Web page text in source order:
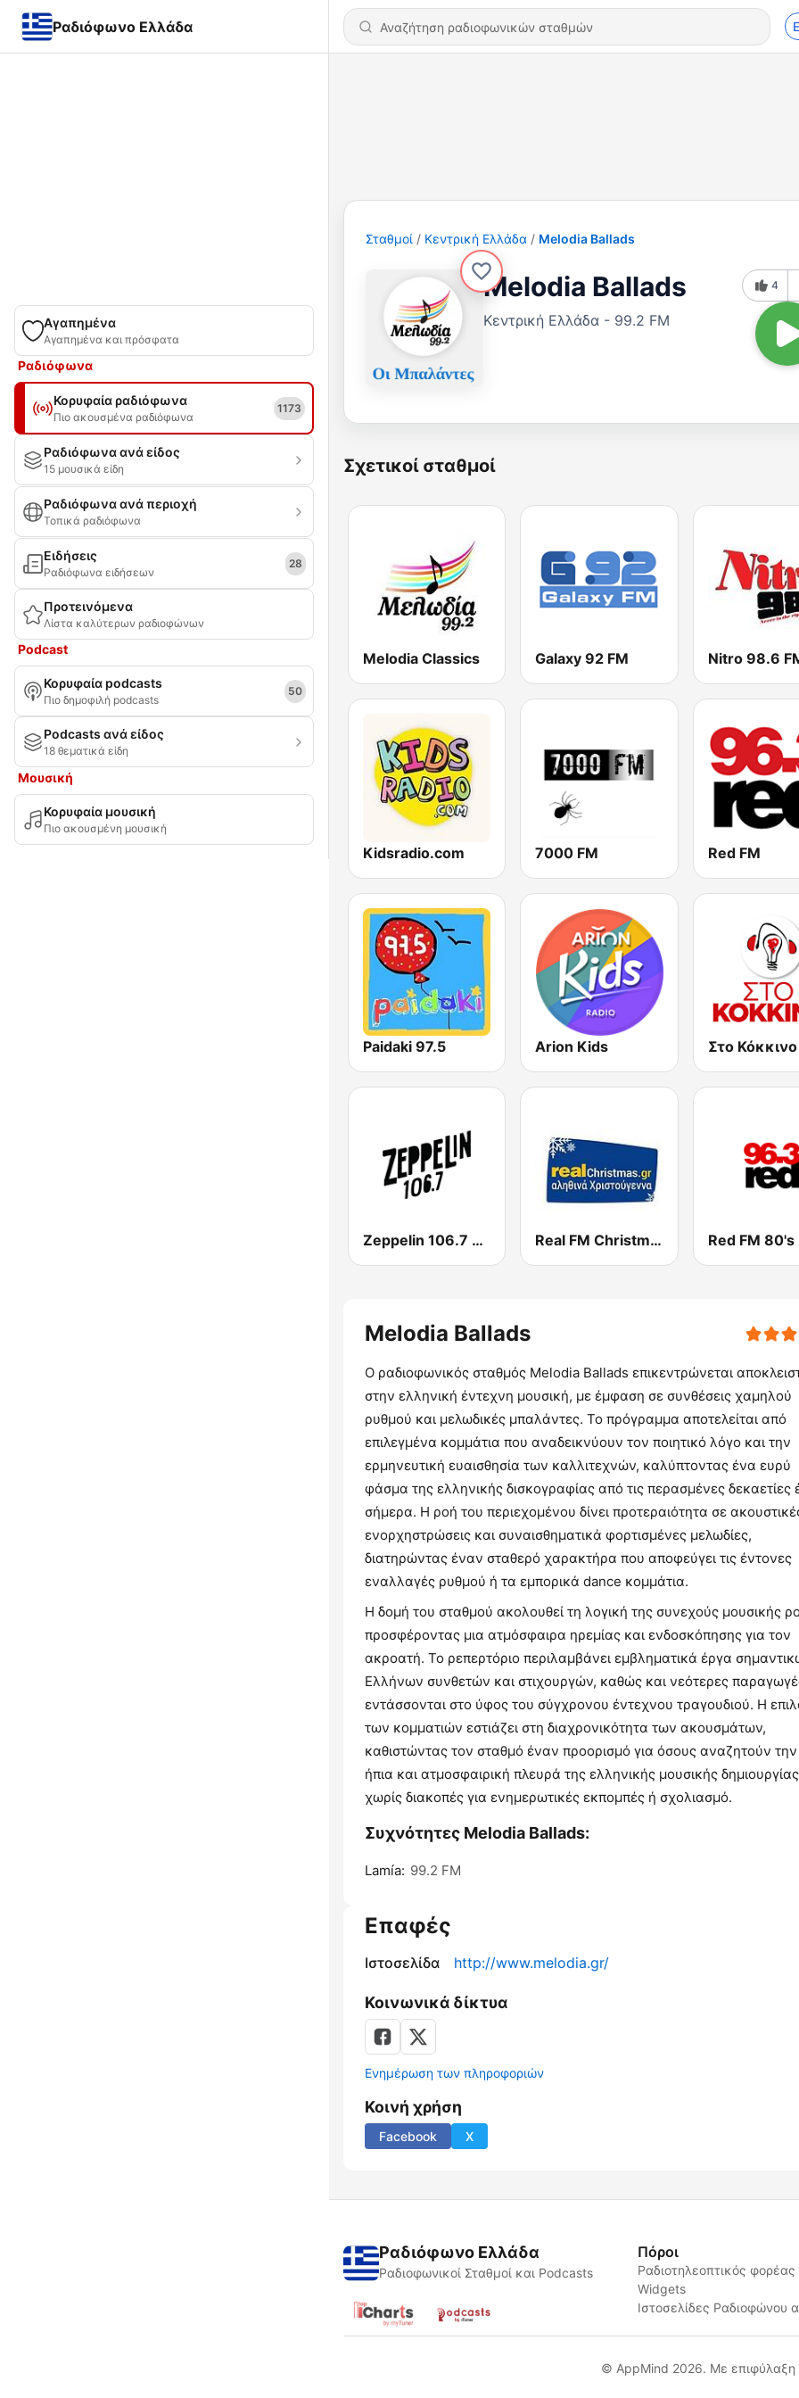
Ραδιόφωνο Ελλάδα
Αγαπημένα
Αγαπημένα και πρόσφατα
Ραδιόφωνα
Κορυφαία ραδιόφωνα
Πιο ακουσμένα ραδιόφωνα
1173
Ραδιόφωνα ανά είδος
15 μουσικά είδη
Ραδιόφωνα ανά περιοχή
Τοπικά ραδιόφωνα
Ειδήσεις
Ραδιόφωνα ειδήσεων
28
Προτεινόμενα
Λίστα καλύτερων ραδιοφώνων
Podcast
Κορυφαία podcasts
Πιο δημοφιλή podcasts
50
Podcasts ανά είδος
18 θεματικά είδη
Μουσική
Κορυφαία μουσική
Πιο ακουσμένη μουσική
Σταθμοί Κεντρική Ελλάδα Melodia Ballads
Melodia Ballads
Κεντρική Ελλάδα - 99.2 FM
4
Σχετικοί σταθμοί
Melodia Classics Galaxy 92 FM Nitro 98.6
Kidsradio.com 7000 FM Red FM
Paidaki 97.5 Arion Kids
Zeppelin 106.7 FM Real FM Christmas Red FM 80's
Melodia Ballads
Ο ραδιοφωνικός σταθμός Melodia Ballads επικεντρώνεται
στην ελληνική έντεχνη μουσική, με έμφαση σε συνθέσεις χαμηλού
ρυθμού και μελωδικές μπαλάντες. Το πρόγραμμα αποτελείται από
επιλεγμένα κομμάτια που αναδεικνύουν τον ποιητικό λόγο και την
ερμηνευτική ευαισθησία των καλλιτεχνών, καλύπτοντας ένα ευρύ
φάσμα της ελληνικής δισκογραφίας από τις περασμένες δεκαετίες
σήμερα. Η ροή του περιεχομένου δίνει προτεραιότητα σε
ενορχηστρώσεις και συναισθηματικά φορτισμένες μελωδίες,
διατηρώντας έναν σταθερό χαρακτήρα που αποφεύγει τις έντονες
εναλλαγές ρυθμού ή τα εμπορικά dance κομμάτια.
Η δομή του σταθμού ακολουθεί τη λογική της συνεχούς μουσικής
προσφέροντας μια ατμόσφαιρα ηρεμίας και ενδοσκόπησης για τον
ακροατή. Το ρεπερτόριο περιλαμβάνει εμβληματικά έργα
Ελλήνων συνθετών και στιχουργών, καθώς και νεότερες
εντάσσονται στο ύφος του σύγχρονου έντεχνου τραγουδιού. Η
των κομματιών εστιάζει στη διαχρονικότητα των ακουσμάτων,
καθιστώντας τον σταθμό έναν προορισμό για όσους αναζητούν την
ήπια και ατμοσφαιρική πλευρά της ελληνικής μουσικής
χωρίς διακοπές για ενημερωτικές εκπομπές ή σχολιασμό.
Συχνότητες Melodia Ballads:
Lamía: 99.2 FM
Επαφές
Ιστοσελίδα http://www.melodia.gr/
Κοινωνικά δίκτυα
Ενημέρωση των πληροφοριών
Κοινή χρήση
Facebook X
Ραδιόφωνο Ελλάδα
Ραδιοφωνικοί Σταθμοί και Podcasts
Πόροι
Ραδιοτηλεοπτικός φορέας
Widgets
Ιστοσελίδες Ραδιοφώνου
© AppMind 2026. Με επιφύλαξη